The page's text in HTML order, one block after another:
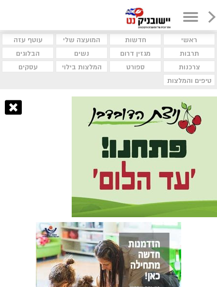
ראשי חדשות המועצה שלי
עוטף עזה
תרבות
מגזין דרום נשים
הבלוגים
צרכנות
ספורט המלצות בילוי
עסקים
טיפים והמלצות